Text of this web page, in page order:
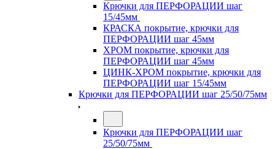
Крючки для ПЕРФОРАЦИИ шаг
15/45мм
КРАСКА покрытие, крючки для
ПЕРФОРАЦИИ шаг 45мм
ХРОМ покрытие, крючки для
ПЕРФОРАЦИИ шаг 45мм
ЦИНК-ХРОМ покрытие, крючки для
ПЕРФОРАЦИИ шаг 15/45мм
Крючки для ПЕРФОРАЦИИ шаг 25/50/75мм
Крючки для ПЕРФОРАЦИИ шаг
25/50/75мм